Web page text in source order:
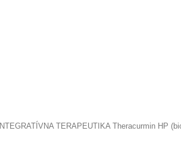
INTEGRATÍVNA TERAPEUTIKA Theracurmin HP